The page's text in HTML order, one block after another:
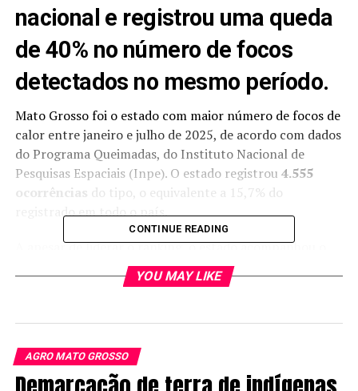
nacional e registrou uma queda
de 40% no número de focos
detectados no mesmo período.
Mato Grosso foi o estado com maior número de focos de
calor entre janeiro e julho de 2025, de acordo com dados
do Programa Queimadas, do Instituto Nacional de
Pesquisas Espaciais (Inpe). O estado registrou 4.555
ocorrências do tipo, o equivalente a 15,7% do
registrado em todo o país.
A apesar de liderar o ranking, o estado acompanhou o
cenário nacional e registrou umaqueda de 40% no
detectados no mesmo período do ano
abaixo).
Um levantamento feito pelo Monitor do Fogo, e
divulgado pelo MapBiomas, aponta que mais de 271 mil
CONTINUE READING
YOU MAY LIKE
AGRO MATO GROSSO